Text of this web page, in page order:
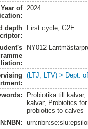
Year of
2024
depth
First cycle, G2E
NY012
(LTJ, LTV) > Dept.
Probiotika till
kalvar, Probiotics
probiotics to calves